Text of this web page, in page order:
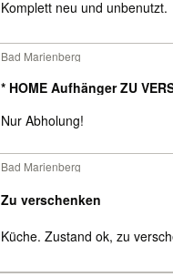
Komplett neu und unbenutzt.
Bad Marienberg
* HOME Aufhänger ZU
Nur Abholung!
Bad Marienberg
Zu verschenken
Küche. Zustand ok, zu